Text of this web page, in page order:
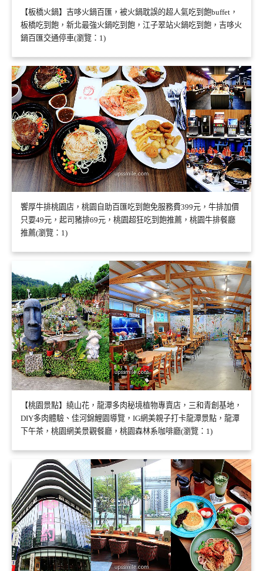
【板橋火鍋】吉哆火鍋百匯，被火鍋耽誤的超人氣吃到飽buffet，
板橋吃到飽，新北最強火鍋吃到飽，江子翠站火鍋吃到飽，吉哆火
鍋百匯交通停車(瀏覽：1)
饗厚牛排桃園店，桃園自助百匯吃到飽免服務費399元，牛排加價
只要49元，起司豬排69元，桃園超狂吃到飽推薦，桃園牛排餐廳
推薦(瀏覽：1)
【桃園景點】繞山花，龍潭多肉秘境植物專賣店，三和青創基地，
DIY多肉體驗、佳河錦鯉園導覽，IG網美親子打卡龍潭景點，龍潭
下午茶，桃園網美景觀餐廳，桃園森林系咖啡廳(瀏覽：1)